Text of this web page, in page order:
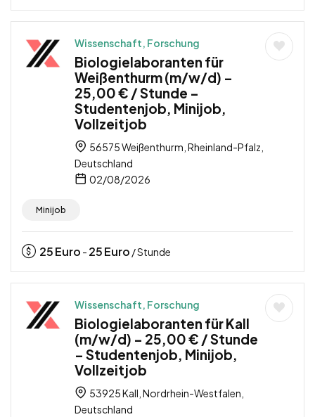
Wissenschaft, Forschung
Biologielaboranten für
Weißenthurm (m/w/d) –
25,00 € / Stunde –
Studentenjob, Minijob,
Vollzeitjob
56575 Weißenthurm, Rheinland-Pfalz,
Deutschland
02/08/2026
Minijob
25Euro - 25Euro / Stunde
Wissenschaft, Forschung
Biologielaboranten für Kall
(m/w/d) – 25,00 € / Stunde
– Studentenjob, Minijob,
Vollzeitjob
53925 Kall, Nordrhein-Westfalen,
Deutschland